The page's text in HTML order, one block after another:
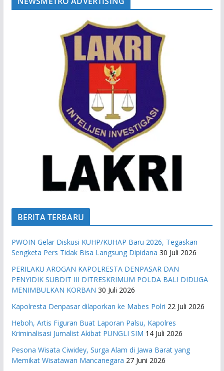
BERITA TERBARU
PWOIN Gelar Diskusi KUHP/KUHAP Baru 2026, Tegaskan
Sengketa Pers Tidak Bisa Langsung Dipidana 30 Juli 2026
PERILAKU AROGAN KAPOLRESTA DENPASAR DAN
PENYIDIK SUBDIT III DITRESKRIMUM POLDA BALI DIDUGA
MENIMBULKAN KORBAN 30 Juli 2026
Kapolresta Denpasar dilaporkan ke Mabes Polri 22 Juli 2026
Heboh, Artis Figuran Buat Laporan Palsu, Kapolres
Kriminalisasi Jurnalist Akibat PUNGLI SIM 14 Juli 2026
Pesona Wisata Ciwidey, Surga Alam di Jawa Barat yang
Memikat Wisatawan Mancanegara 27 Juni 2026